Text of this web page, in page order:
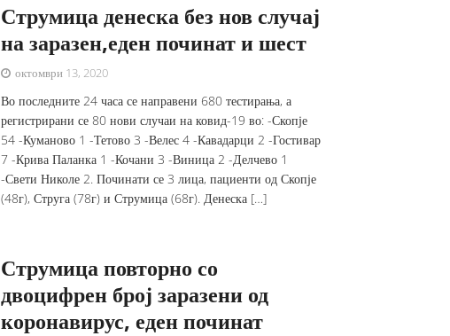
Струмица денеска без нов случај
на заразен,еден починат и шест
октомври 13, 2020
Во последните 24 часа се направени 680 тестирања, а
регистрирани се 80 нови случаи на ковид-19 во: -Скопје
54 -Куманово 1 -Тетово 3 -Велес 4 -Кавадарци 2 -Гостивар
7 -Крива Паланка 1 -Кочани 3 -Виница 2 -Делчево 1
-Свети Николе 2. Починати се 3 лица, пациенти од Скопје
(48г), Струга (78г) и Струмица (68г). Денеска […]
Струмица повторно со
двоцифрен број заразени од
коронавирус, еден починат